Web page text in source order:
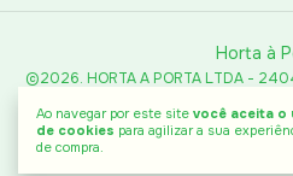
Ao navegar por este site você aceita o
de cookies para agilizar a sua
de compra.
Horta à
©2026. HORTA A PORTA LTDA -